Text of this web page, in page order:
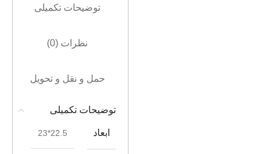
توضیحات تکمیلی
نظرات (0)
حمل و نقل و تحویل
توضیحات تکمیلی
ابعاد 22.5*23